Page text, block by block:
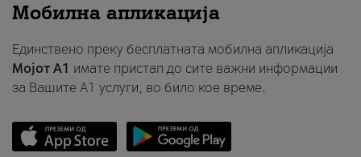
Мобилна апликација
Единствено преку бесплатната мобилна апликација
Мојот A1 имате пристап до сите важни информации
за Вашите A1 услуги, во било кое време.